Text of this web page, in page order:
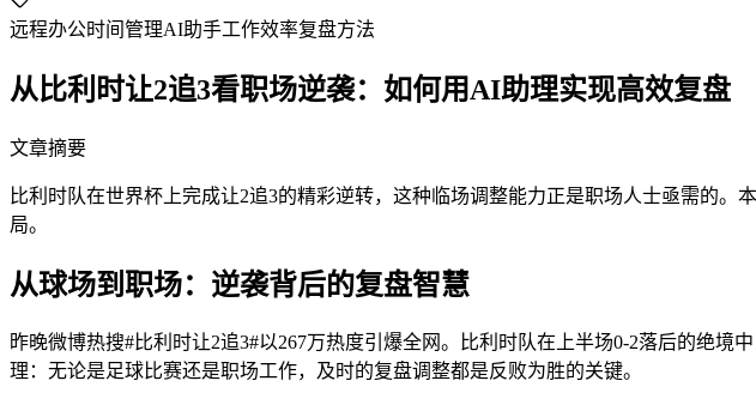
远程办公时间管理AI助手工作效率复盘方法
从比利时让2追3看职场逆袭：如何用AI助理实现高效复盘
文章摘要
比利时队在世界杯上完成让2追3的精彩逆转，这种临场调整能力正是职场人士亟需的
局。
从球场到职场：逆袭背后的复盘智慧
昨晚微博热搜#比利时让2追3#以267万热度引爆全网。比利时队在上半场0-2落后的绝
理：无论是足球比赛还是职场工作，及时的复盘调整都是反败为胜的关键。